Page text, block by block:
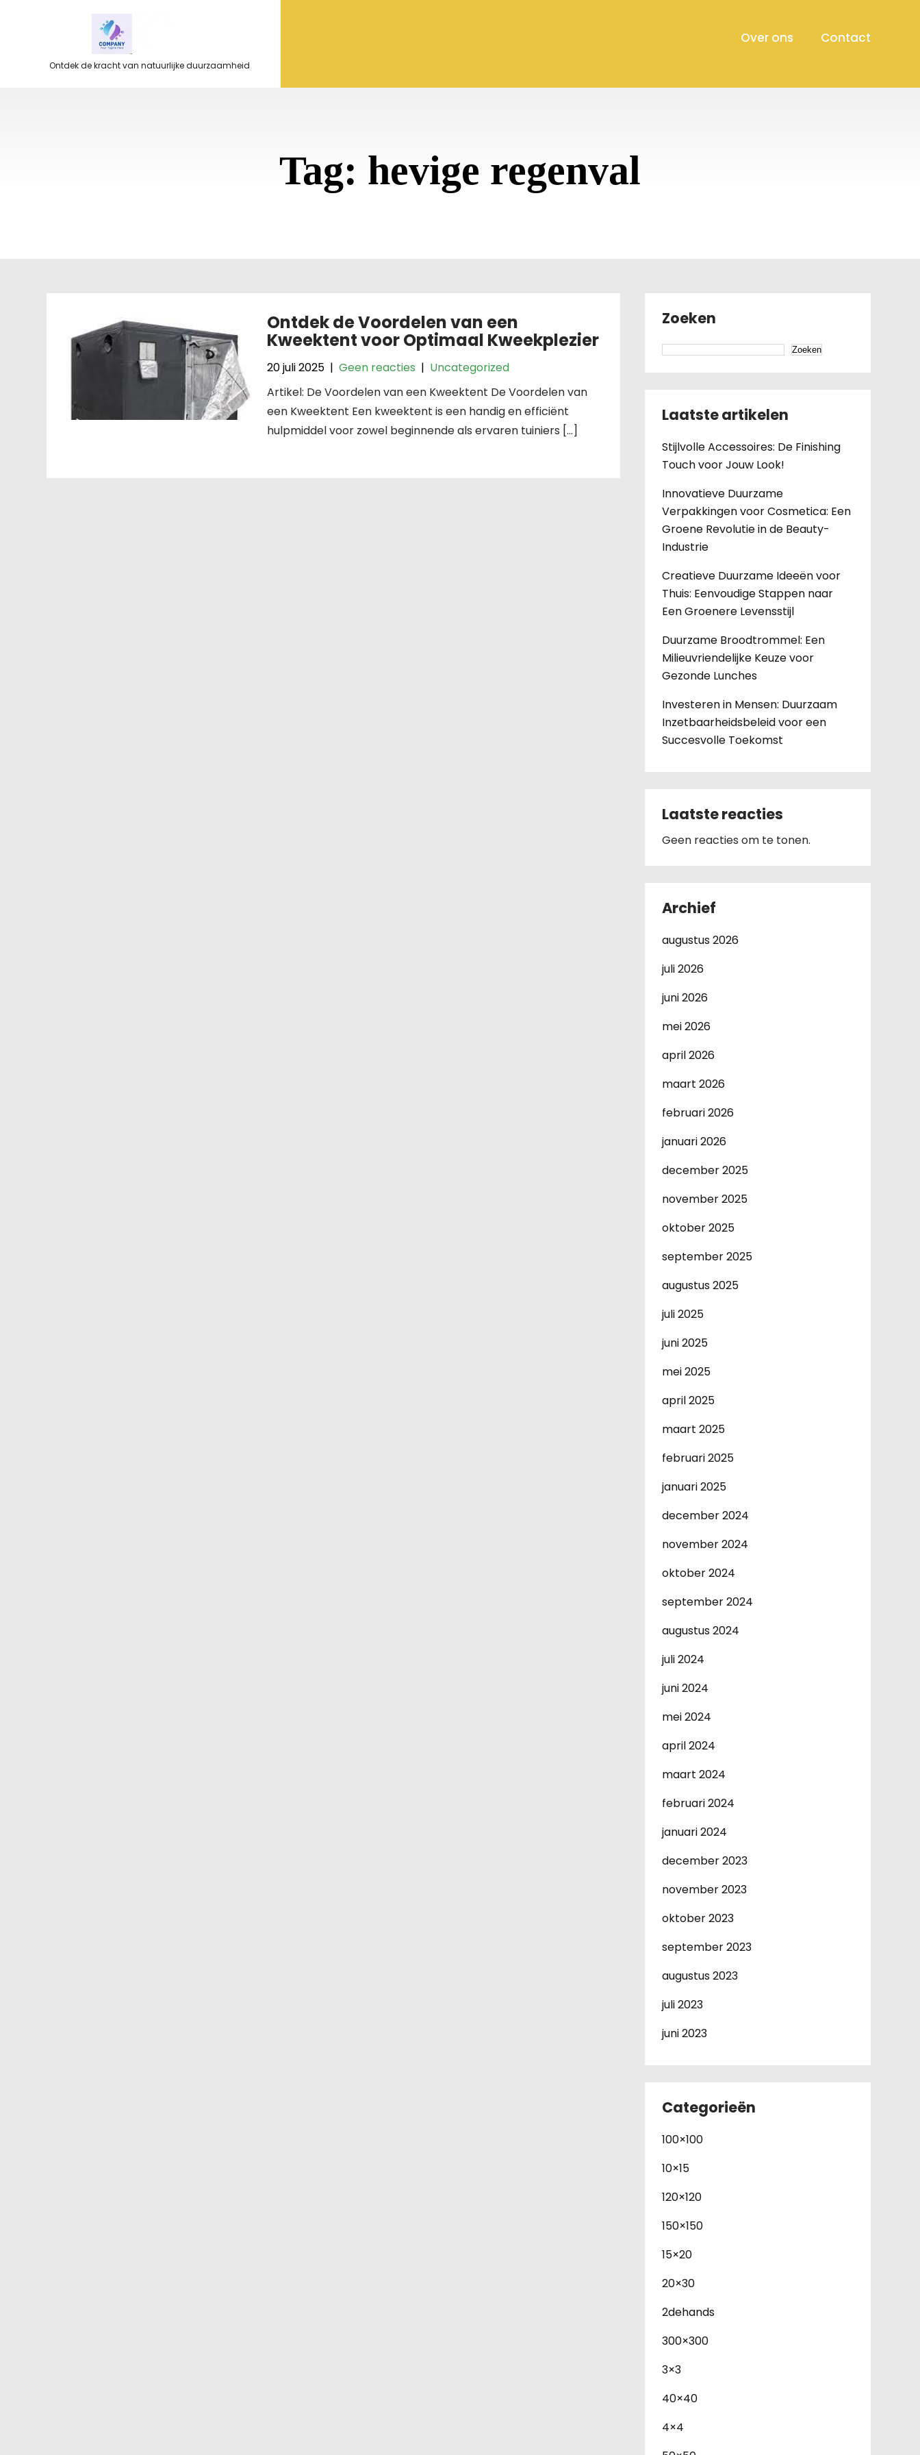
Ontdek de kracht van natuurlijke duurzaamheid
Over ons Contact
Tag: hevige regenval
Ontdek de Voordelen van een
Kweektent voor Optimaal Kweekplezier
20 juli 2025 |Geen reacties | Uncategorized
Artikel: De Voordelen van een Kweektent De Voordelen van
een Kweektent Een kweektent is een handig en efficiënt
hulpmiddel voor zowel beginnende als ervaren tuiniers […]
Zoeken
Zoeken
Laatste artikelen
Stijlvolle Accessoires: De Finishing
Touch voor Jouw Look!
Innovatieve Duurzame
Verpakkingen voor Cosmetica: Een
Groene Revolutie in de Beauty-
Industrie
Creatieve Duurzame Ideeën voor
Thuis: Eenvoudige Stappen naar
Een Groenere Levensstijl
Duurzame Broodtrommel: Een
Milieuvriendelijke Keuze voor
Gezonde Lunches
Investeren in Mensen: Duurzaam
Inzetbaarheidsbeleid voor een
Succesvolle Toekomst
Laatste reacties
Geen reacties om te tonen.
Archief
augustus 2026
juli 2026
juni 2026
mei 2026
april 2026
maart 2026
februari 2026
januari 2026
december 2025
november 2025
oktober 2025
september 2025
augustus 2025
juli 2025
juni 2025
mei 2025
april 2025
maart 2025
februari 2025
januari 2025
december 2024
november 2024
oktober 2024
september 2024
augustus 2024
juli 2024
juni 2024
mei 2024
april 2024
maart 2024
februari 2024
januari 2024
december 2023
november 2023
oktober 2023
september 2023
augustus 2023
juli 2023
juni 2023
Categorieën
100×100
10×15
120×120
150×150
15×20
20×30
2dehands
300×300
3×3
40×40
4×4